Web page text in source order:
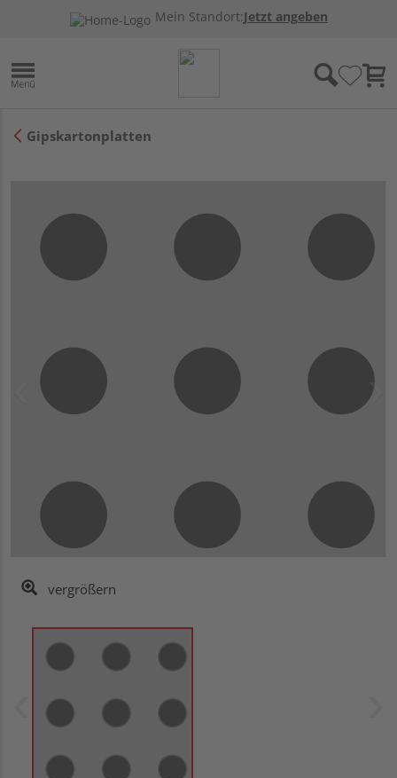
Mein Standort:Jetzt angeben
Gipskartonplatten
vergrößern